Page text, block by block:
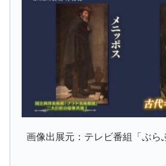
画像出展元：テレビ番組「ぶら